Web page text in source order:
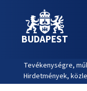
BUDAPEST
Tevékenységre,
Hirdetmények,